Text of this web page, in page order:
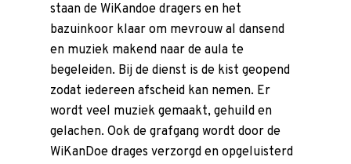
staan de WiKandoe dragers en het
bazuinkoor klaar om mevrouw al dansend
en muziek makend naar de aula te
begeleiden. Bij de dienst is de kist geopend
zodat iedereen afscheid kan nemen. Er
wordt veel muziek gemaakt, gehuild en
gelachen. Ook de grafgang wordt door de
WiKanDoe drages verzorgd en opgeluisterd